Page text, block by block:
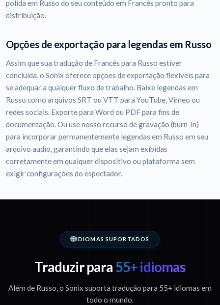
polida em Russo do seu conteúdo em Francês pronto para
distribuição.
Opções de exportação para legendas em Russo
Assim que sua tradução de Francês para Russo estiver
concluída, o Sonix oferece opções de exportação flexíveis para
se adequar a qualquer fluxo de trabalho. Baixe legendas em
Russo como arquivos SRT ou VTT para YouTube, Vimeo ou
redes sociais. Exporte para Word ou PDF para fins de
documentação. Ou use nosso recurso de gravação (burn-in)
para incorporar permanentemente legendas em Russo em seu
arquivo audio, garantindo que elas sejam exibidas
corretamente em qualquer dispositivo ou plataforma sem
exigir configurações do espectador.
IDIOMAS SUPORTADOS
Traduzir para 55+ idiomas
Além de Russo, o Sonix suporta tradução para 55+ idiomas em
todo o mundo.